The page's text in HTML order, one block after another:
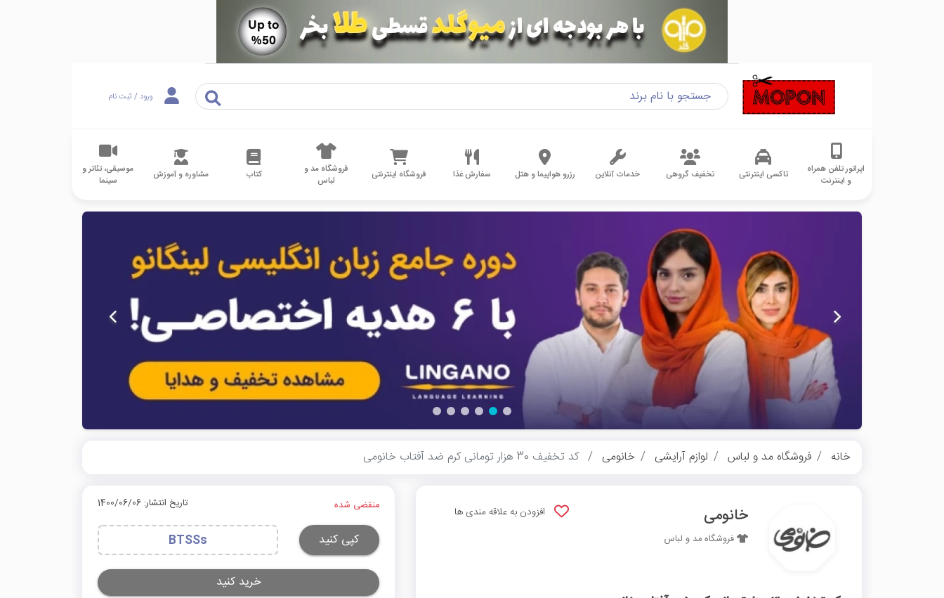
ورود / ثبت نام
اپراتور تلفن همراه
و اینترنت
تاکسی اینترنتی تخفیف گروهی خدمات آنلاین رزرو هواپیما و هتل سفارش غذا فروشگاه اینترنتی
فروشگاه مد و
لباس
کتاب مشاوره و آموزش
موسیقی، تئاتر و
سینما
خانه فروشگاه مد و لباس لوازم آرایشی خانومی کد تخفیف 30 هزار تومانی کرم ضد آفتاب خانومی
خانومی
فروشگاه مد و لباس
افزودن به علاقه مندی ها منقضی شده تاریخ انتشار: 1400/06/06
کپی کنید BTSSs
خرید کنید